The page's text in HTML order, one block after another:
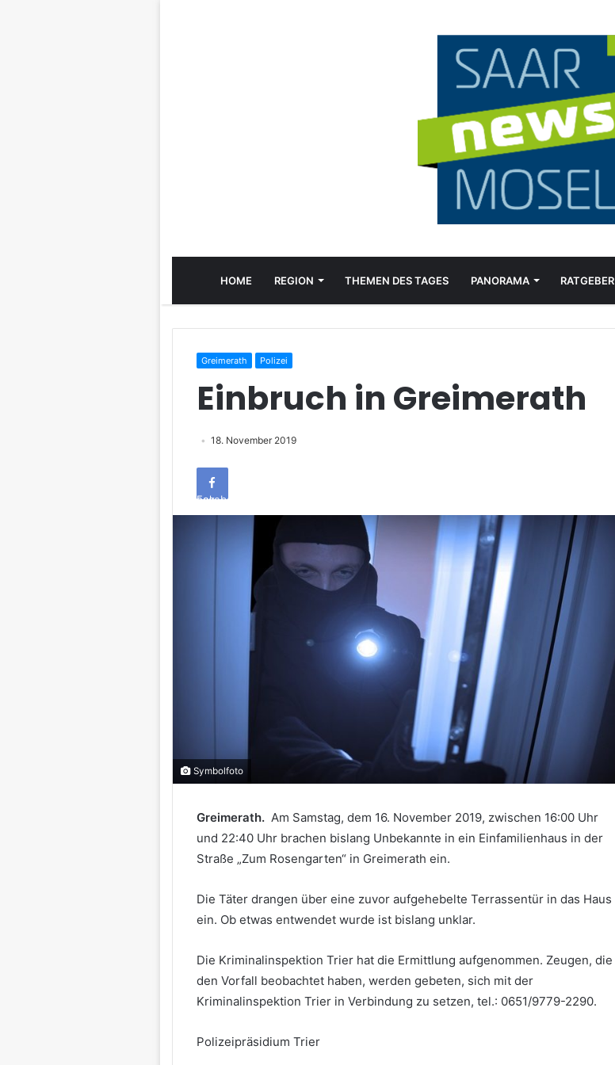
HOME REGION THEMEN DES TAGES PANORAMA RATGEBER
Greimerath Polizei
Einbruch in Greimerath
18. November 2019
Facebook
Symbolfoto
Greimerath. Am Samstag, dem 16. November 2019, zwischen 16:00 Uhr
und 22:40 Uhr brachen bislang Unbekannte in ein Einfamilienhaus in der
Straße „Zum Rosengarten“ in Greimerath ein.
Die Täter drangen über eine zuvor aufgehebelte Terrassentür in das Haus
ein. Ob etwas entwendet wurde ist bislang unklar.
Die Kriminalinspektion Trier hat die Ermittlung aufgenommen. Zeugen, die
den Vorfall beobachtet haben, werden gebeten, sich mit der
Kriminalinspektion Trier in Verbindung zu setzen, tel.: 0651/9779-2290.
Polizeipräsidium Trier